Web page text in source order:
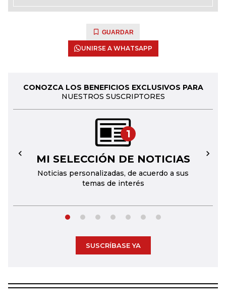
GUARDAR
UNIRSE A WHATSAPP
CONOZCA LOS BENEFICIOS EXCLUSIVOS PARA
NUESTROS SUSCRIPTORES
1
MI SELECCIÓN DE NOTICIAS
Noticias personalizadas, de acuerdo a sus
temas de interés
← →
SUSCRÍBASE YA